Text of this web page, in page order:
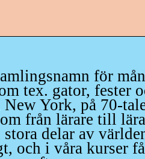
för
tex. gator, fester
York, på 70-
från lärare till
delar av
och i våra kurser